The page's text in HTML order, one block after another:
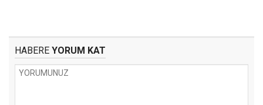
HABERE YORUM KAT